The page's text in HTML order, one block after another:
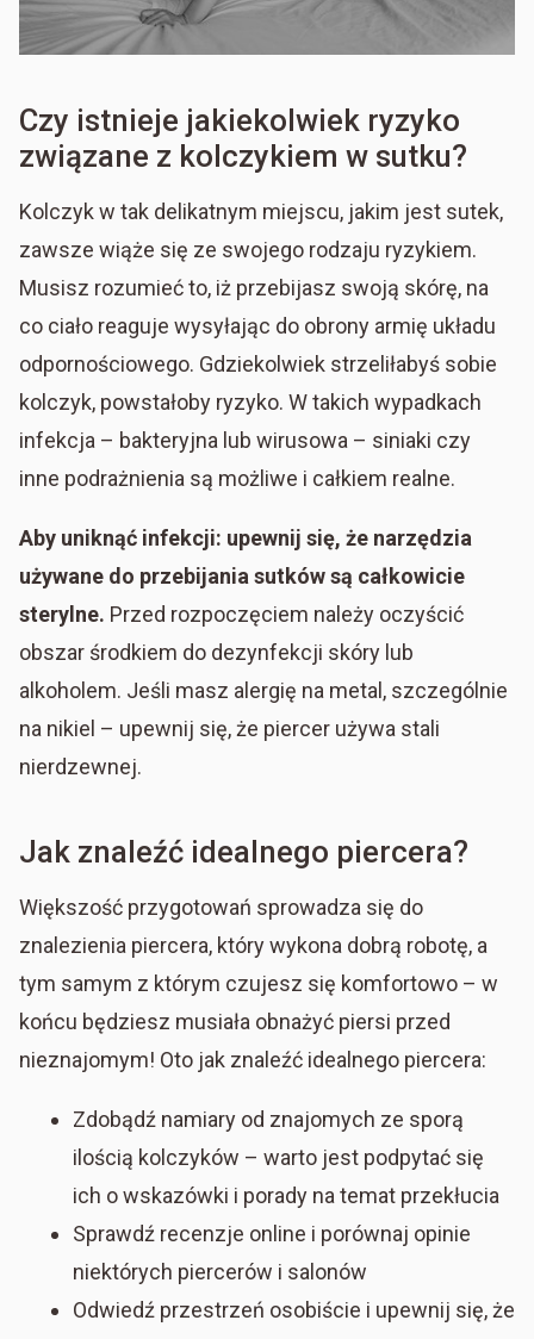
Czy istnieje jakiekolwiek ryzyko
związane z kolczykiem w sutku?
Kolczyk w tak delikatnym miejscu, jakim jest sutek,
zawsze wiąże się ze swojego rodzaju ryzykiem.
Musisz rozumieć to, iż przebijasz swoją skórę, na
co ciało reaguje wysyłając do obrony armię układu
odpornościowego. Gdziekolwiek strzeliłabyś sobie
kolczyk, powstałoby ryzyko. W takich wypadkach
infekcja – bakteryjna lub wirusowa – siniaki czy
inne podrażnienia są możliwe i całkiem realne.
Aby uniknąć infekcji: upewnij się, że narzędzia
używane do przebijania sutków są całkowicie
sterylne. Przed rozpoczęciem należy oczyścić
obszar środkiem do dezynfekcji skóry lub
alkoholem. Jeśli masz alergię na metal, szczególnie
na nikiel – upewnij się, że piercer używa stali
nierdzewnej.
Jak znaleźć idealnego piercera?
Większość przygotowań sprowadza się do
znalezienia piercera, który wykona dobrą robotę, a
tym samym z którym czujesz się komfortowo – w
końcu będziesz musiała obnażyć piersi przed
nieznajomym! Oto jak znaleźć idealnego piercera:
Zdobądź namiary od znajomych ze sporą
ilością kolczyków – warto jest podpytać się
ich o wskazówki i porady na temat przekłucia
Sprawdź recenzje online i porównaj opinie
niektórych piercerów i salonów
Odwiedź przestrzeń osobiście i upewnij się, że